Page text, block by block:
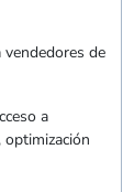
de
a